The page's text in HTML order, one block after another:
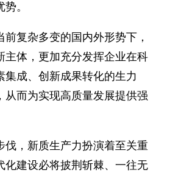
。
复杂多变的国内外形势下，
主体，更加充分发挥企业在科
成、创新成果转化的生力
而为实现高质量发展提供强
，新质生产力扮演着至关重
化建设必将披荆斩棘、一往无